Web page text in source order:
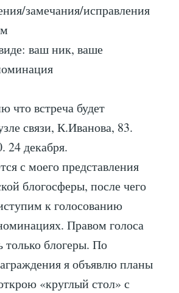
замечания/исправления
ваш ник, ваше
что встреча будет
связи, К.Иванова, 83.
24 декабря.
с моего представления
блогосферы, после чего
к голосованию
Правом голоса
только блогеры. По
я объявлю планы
«круглый стол» с